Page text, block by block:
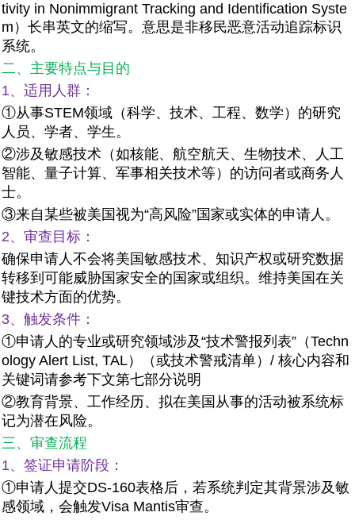
tivity in Nonimmigrant Tracking and Identification Syste
m）长串英文的缩写。意思是非移民恶意活动追踪标识
系统。
二、主要特点与目的
1、适用人群：
①从事STEM领域（科学、技术、工程、数学）的研究
人员、学者、学生。
②涉及敏感技术（如核能、航空航天、生物技术、人工
智能、量子计算、军事相关技术等）的访问者或商务人
士。
③来自某些被美国视为“高风险”国家或实体的申请人。
2、审查目标：
确保申请人不会将美国敏感技术、知识产权或研究数据
转移到可能威胁国家安全的国家或组织。维持美国在关
键技术方面的优势。
3、触发条件：
①申请人的专业或研究领域涉及“技术警报列表”（Techn
ology Alert List, TAL）（或技术警戒清单）/ 核心内容和
关键词请参考下文第七部分说明
②教育背景、工作经历、拟在美国从事的活动被系统标
记为潜在风险。
三、审查流程
1、签证申请阶段：
①申请人提交DS-160表格后，若系统判定其背景涉及敏
感领域，会触发Visa Mantis审查。